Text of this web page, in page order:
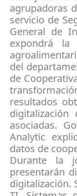
agrupadoras
servicio de
General de
expondrá la
del
de
resultados
asociadas.
Analytic
datos de
Durante la
presentarán
digitalización.